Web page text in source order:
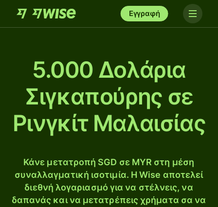
Εγγραφή
5.000 Δολάρια
Σιγκαπούρης σε
Ρινγκίτ Μαλαισίας
Κάνε μετατροπή SGD σε MYR στη μέση
συναλλαγματική ισοτιμία. Η Wise αποτελεί
διεθνή λογαριασμό για να στέλνεις, να
δαπανάς και να μετατρέπεις χρήματα σα να